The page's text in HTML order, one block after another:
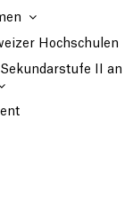
Hochschulen
II an